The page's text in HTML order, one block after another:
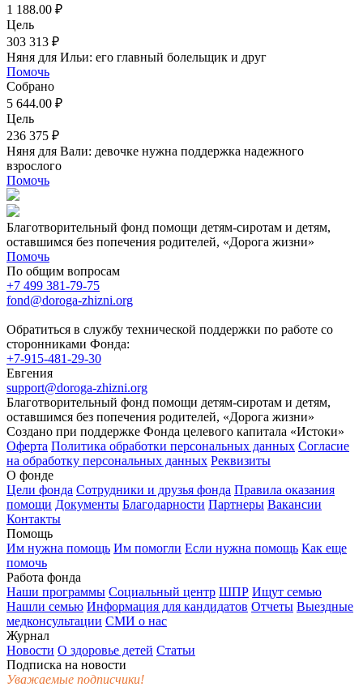
1 188.00 ₽
Цель
303 313 ₽
Няня для Ильи: его главный болельщик и друг
Помочь
Собрано
5 644.00 ₽
Цель
236 375 ₽
Няня для Вали: девочке нужна поддержка надежного
взрослого
Помочь
Благотворительный фонд помощи детям-сиротам и детям,
оставшимся без попечения родителей, «Дорога жизни»
Помочь
По общим вопросам
+7 499 381-79-75
fond@doroga-zhizni.org
Обратиться в службу технической поддержки по работе со
сторонниками Фонда:
+7-915-481-29-30
Евгения
support@doroga-zhizni.org
Благотворительный фонд помощи детям-сиротам и детям,
оставшимся без попечения родителей, «Дорога жизни»
Создано при поддержке Фонда целевого капитала «Истоки»
Оферта Политика обработки персональных данных Согласие
на обработку персональных данных Реквизиты
О фонде
Цели фонда Сотрудники и друзья фонда Правила оказания
помощи Документы Благодарности Партнеры Вакансии
Контакты
Помощь
Им нужна помощь Им помогли Если нужна помощь Как еще
помочь
Работа фонда
Наши программы Социальный центр ШПР Ищут семью
Нашли семью Информация для кандидатов Отчеты Выездные
медконсультации СМИ о нас
Журнал
Новости О здоровье детей Статьи
Подписка на новости
Уважаемые подписчики!